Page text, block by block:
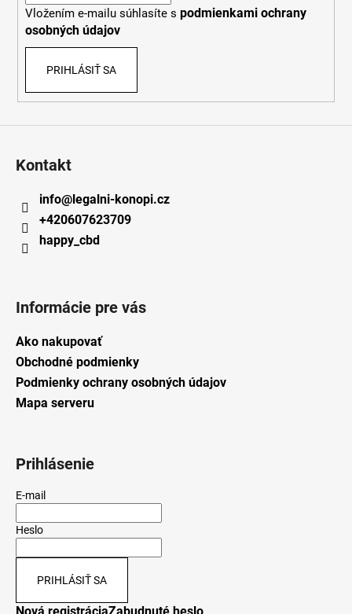
Vložením e-mailu súhlasíte s podmienkami ochrany
osobných údajov
PRIHLÁSIŤ SA
Kontakt
info@legalni-konopi.cz
+420607623709
happy_cbd
Informácie pre vás
Ako nakupovať
Obchodné podmienky
Podmienky ochrany osobných údajov
Mapa serveru
Prihlásenie
E-mail
Heslo
PRIHLÁSIŤ SA